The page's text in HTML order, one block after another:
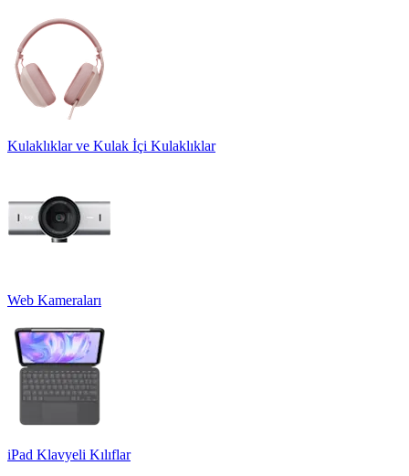
Kulaklıklar ve Kulak İçi Kulaklıklar
Web Kameraları
iPad Klavyeli Kılıflar